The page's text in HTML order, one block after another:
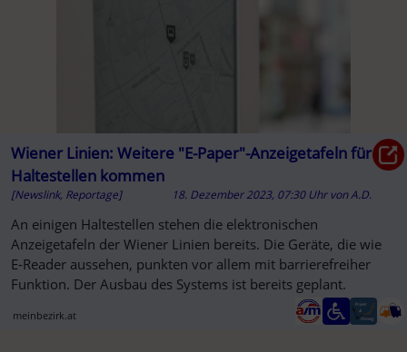
Wiener Linien: Weitere "E-Paper"-Anzeigetafeln für
Haltestellen kommen
[Newslink, Reportage] 18. Dezember 2023, 07:30 Uhr vonA.D.
An einigen Haltestellen stehen die elektronischen
Anzeigetafeln der Wiener Linien bereits. Die Geräte, die wie
E-Reader aussehen, punkten vor allem mit barrierefreiher
Funktion. Der Ausbau des Systems ist bereits geplant.
meinbezirk.at